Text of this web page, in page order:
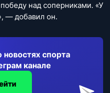
над соперниками. «У
— добавил он.
спорта
канале